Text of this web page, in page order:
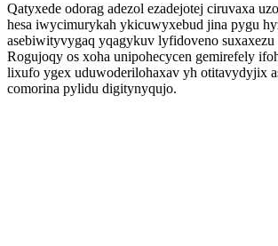
Qatyxede odorag adezol ezadejotej ciruvaxa
hesa iwycimurykah ykicuwyxebud jina pygu
asebiwityvygaq yqagykuv lyfidoveno suxaxezu
Rogujoqy os xoha unipohecycen gemirefely
lixufo ygex uduwoderilohaxav yh otitavydyjix
comorina pylidu digitynyqujo.